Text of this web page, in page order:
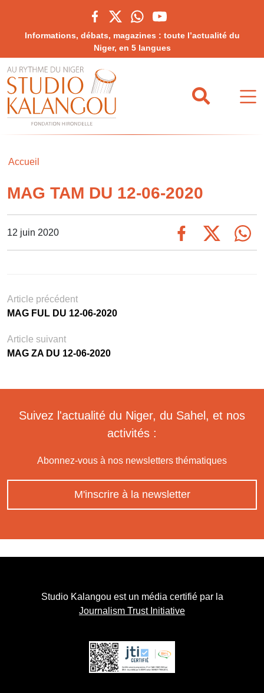
Informations, débats, magazines : toute l’actualité du
Niger, en 5 langues
Accueil
MAG TAM DU 12-06-2020
12 juin 2020
Article précédent
MAG FUL DU 12-06-2020
Article suivant
MAG ZA DU 12-06-2020
Suivez l'actualité du Niger, du Sahel, et nos
activités :
Abonnez-vous à nos newsletters thématiques
M'inscrire à la newsletter
Studio Kalangou est un média certifié par la
Journalism Trust Initiative